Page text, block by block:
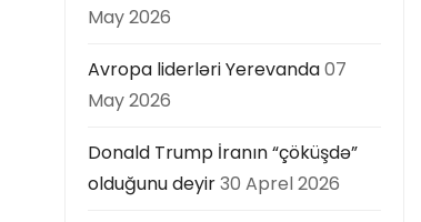
May 2026
Avropa liderləri Yerevanda07
May 2026
Donald Trump İranın “çöküşdə”
olduğunu deyir30 Aprel 2026